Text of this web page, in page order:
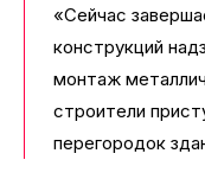
«Сейчас
конструкций
монтаж
строители
перегородок